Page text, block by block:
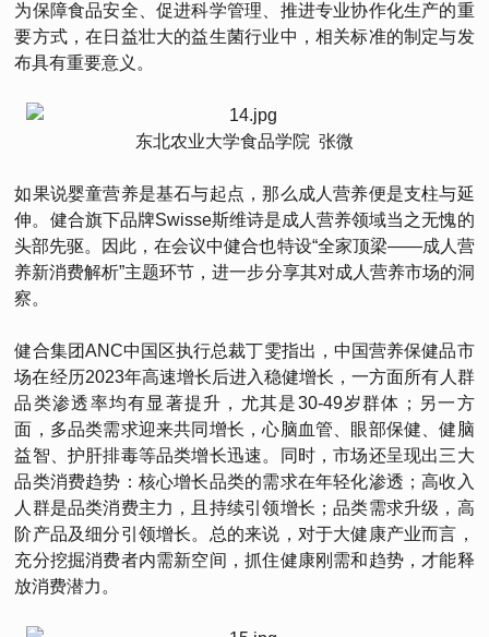
为保障食品安全、促进科学管理、推进专业协作化生产的重
要方式，在日益壮大的益生菌行业中，相关标准的制定与发
布具有重要意义。
东北农业大学食品学院 张微
如果说婴童营养是基石与起点，那么成人营养便是支柱与延
伸。健合旗下品牌Swisse斯维诗是成人营养领域当之无愧的
头部先驱。因此，在会议中健合也特设“全家顶梁——成人营
养新消费解析”主题环节，进一步分享其对成人营养市场的洞
察。
健合集团ANC中国区执行总裁丁雯指出，中国营养保健品市
场在经历2023年高速增长后进入稳健增长，一方面所有人群
品类渗透率均有显著提升，尤其是30-49岁群体；另一方
面，多品类需求迎来共同增长，心脑血管、眼部保健、健脑
益智、护肝排毒等品类增长迅速。同时，市场还呈现出三大
品类消费趋势：核心增长品类的需求在年轻化渗透；高收入
人群是品类消费主力，且持续引领增长；品类需求升级，高
阶产品及细分引领增长。总的来说，对于大健康产业而言，
充分挖掘消费者内需新空间，抓住健康刚需和趋势，才能释
放消费潜力。